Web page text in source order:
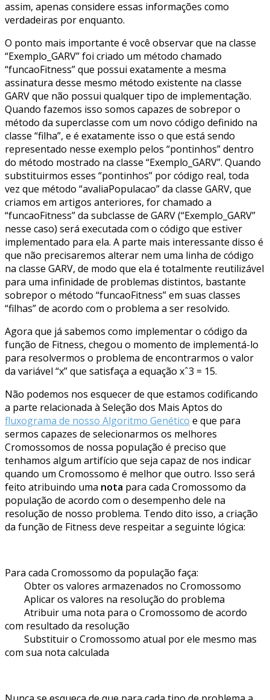
assim, apenas considere essas informações como
verdadeiras por enquanto.
O ponto mais importante é você observar que na classe
“Exemplo_GARV” foi criado um método chamado
“funcaoFitness” que possui exatamente a mesma
assinatura desse mesmo método existente na classe
GARV que não possui qualquer tipo de implementação.
Quando fazemos isso somos capazes de sobrepor o
método da superclasse com um novo código definido na
classe “filha”, e é exatamente isso o que está sendo
representado nesse exemplo pelos “pontinhos” dentro
do método mostrado na classe “Exemplo_GARV”. Quando
substituirmos esses “pontinhos” por código real, toda
vez que método “avaliaPopulacao” da classe GARV, que
criamos em artigos anteriores, for chamado a
“funcaoFitness” da subclasse de GARV (“Exemplo_GARV”
nesse caso) será executada com o código que estiver
implementado para ela. A parte mais interessante disso é
que não precisaremos alterar nem uma linha de código
na classe GARV, de modo que ela é totalmente reutilizável
para uma infinidade de problemas distintos, bastante
sobrepor o método “funcaoFitness” em suas classes
“filhas” de acordo com o problema a ser resolvido.
Agora que já sabemos como implementar o código da
função de Fitness, chegou o momento de implementá-lo
para resolvermos o problema de encontrarmos o valor
da variável “x” que satisfaça a equação xˆ3 = 15.
Não podemos nos esquecer de que estamos codificando
a parte relacionada à Seleção dos Mais Aptos do
fluxograma de nosso Algoritmo Genético e que para
sermos capazes de selecionarmos os melhores
Cromossomos de nossa população é preciso que
tenhamos algum artifício que seja capaz de nos indicar
quando um Cromossomo é melhor que outro. Isso será
feito atribuindo uma nota para cada Cromossomo da
população de acordo com o desempenho dele na
resolução de nosso problema. Tendo dito isso, a criação
da função de Fitness deve respeitar a seguinte lógica:
Para cada Cromossomo da população faça:
Obter os valores armazenados no Cromossomo
Aplicar os valores na resolução do problema
Atribuir uma nota para o Cromossomo de acordo
com resultado da resolução
Substituir o Cromossomo atual por ele mesmo mas
com sua nota calculada